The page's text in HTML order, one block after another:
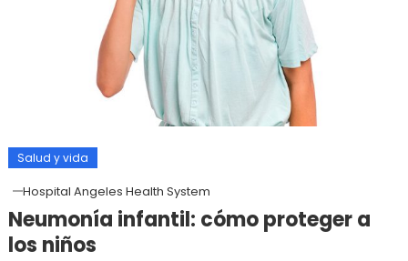
Salud y vida
Hospital Angeles Health System
Neumonía infantil: cómo proteger a
los niños